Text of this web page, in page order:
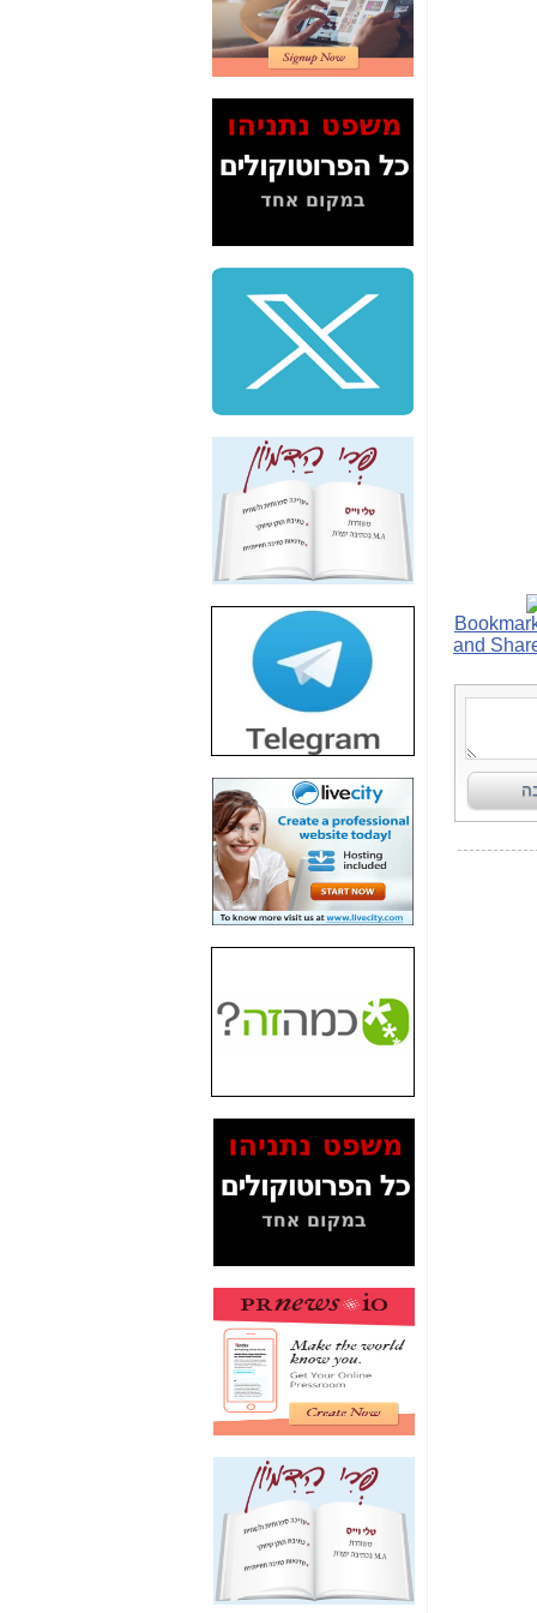
2" על תעלולי השר
משה כחלון -כאן
המשך חשיפת הבלוף
ששמו "מהפיכת
הסלולר" ואיך מסרסים
כאן
סיכום ביקור בסיליקון
שלמה פילבר (עד
לאחרונה מנכ"ל משרד
התקשורת) - עד
מדינה? הצחקתם
"יש אפליה בחקירה"?
חשיפה: למה השר
משה כחלון לא נחקר
עד היום? -
כאן
חשיפת חשד לשחיתות
הדומה לזו של "תיק
הסלולר -
חשיפת מה שלא
רוצים שתדעו בעניין
פריסת אנלימיטד
(בניחוח בלתי נסבל) -
כאן
חשיפה: איוב קרא
אישר לקבוצת סלקום
בדיוק מה שביבי אישר
כאן
האם השר איוב קרא
היה צריך בכלל לחתום
על האישור, שנתן
האם ביבי וקרא קבלו
בכלל תמורה עבור
המסמכים בנושא בזק-
Yes (תיק 4000)
מוכיחים "תפירת תיק"
לאיש הלא נכון! -כאן
עובדות ומסמכים
האם ביבי כשר
תקשורת עזר לקב'
בזק? -כאן
מה מקור ה-Fake
News שהביא לתפירת
תיק לביבי והעלמת
החשודים הנכונים -כאן
אחת הרגליים של "תיק
4000 התפור"
התמוטטה היום
בניצחון (כפול) של בזק
-
כאן
איך כתבות מפנקות